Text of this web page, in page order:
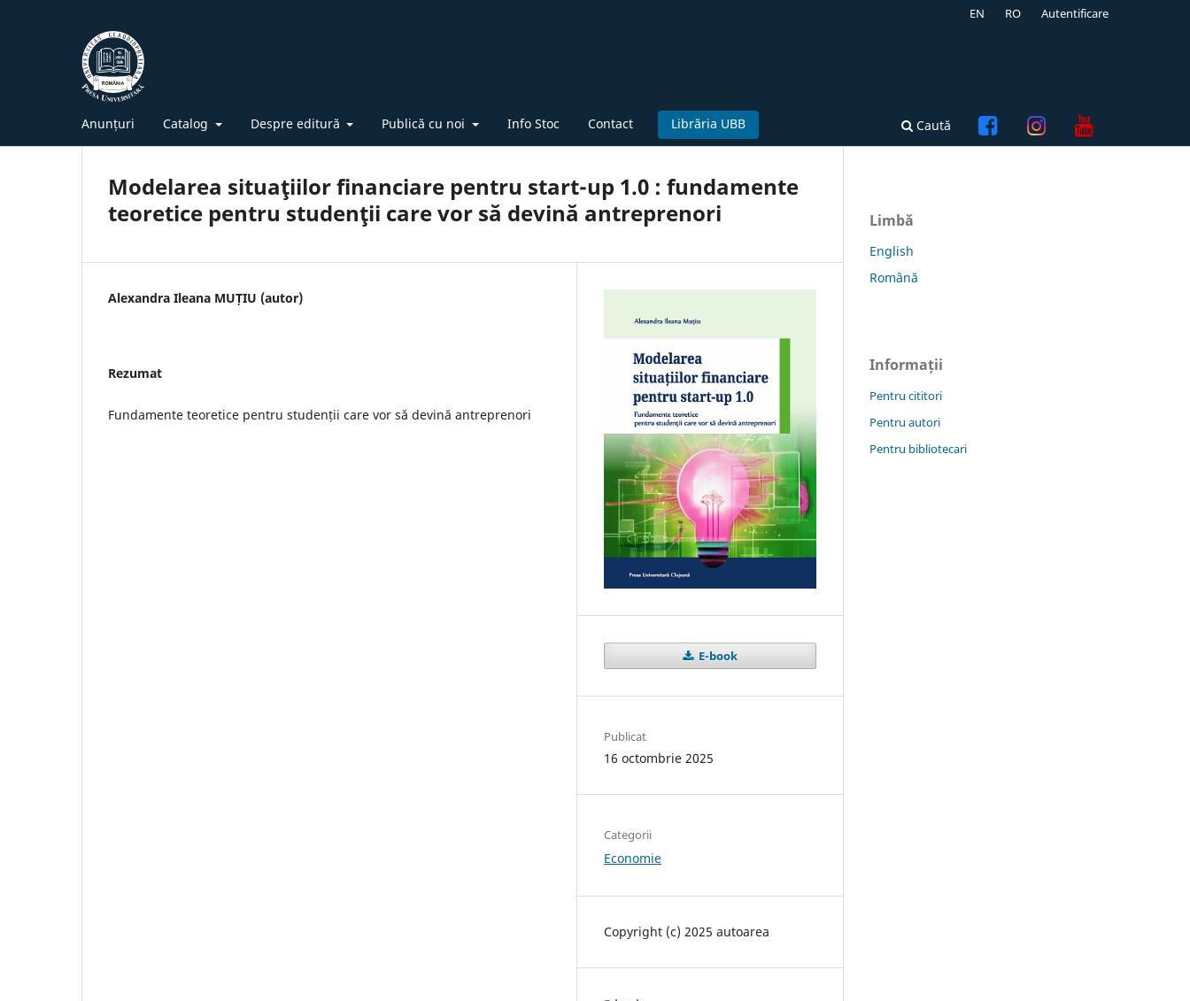
Anunțuri Catalog Despre editură Publică cu noi Info Stoc Contact Librăria UBB Caută
EN RO Autentificare
Modelarea situaţiilor financiare pentru start-up 1.0 : fundamente
teoretice pentru studenţii care vor să devină antreprenori
Alexandra Ileana MUȚIU (autor)
Rezumat
Fundamente teoretice pentru studenții care vor să devină antreprenori
E-book
Publicat
16 octombrie 2025
Categorii
Economie
Copyright (c) 2025 autoarea
Limbă
English
Română
Informații
Pentru cititori
Pentru autori
Pentru bibliotecari